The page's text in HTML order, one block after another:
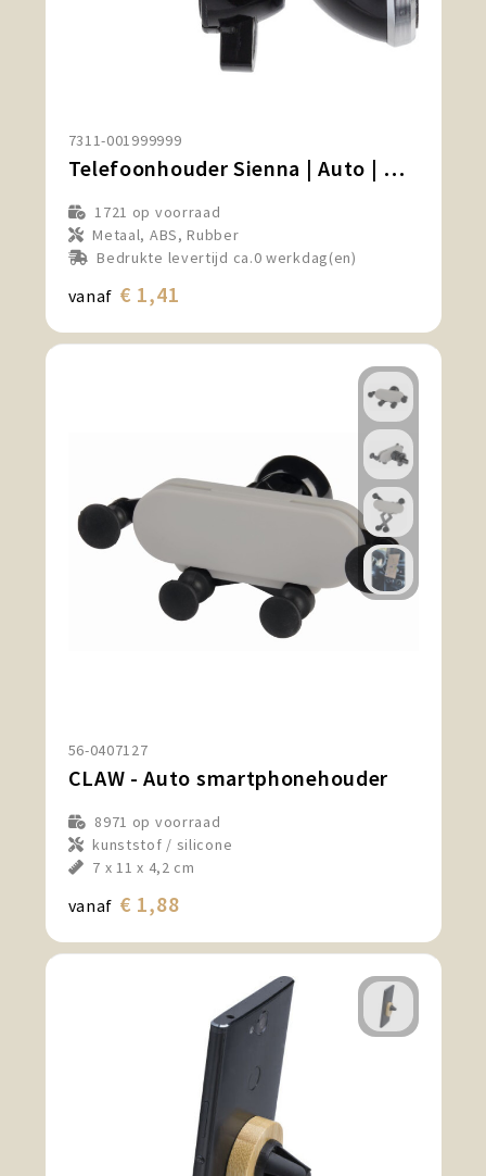
7311-001999999
Telefoonhouder Sienna | Auto | Magnetisch
1721 op voorraad
Metaal, ABS, Rubber
Bedrukte levertijd ca.0 werkdag(en)
vanaf € 1,41
56-0407127
CLAW - Auto smartphonehouder
8971 op voorraad
kunststof / silicone
7 x 11 x 4,2 cm
vanaf € 1,88